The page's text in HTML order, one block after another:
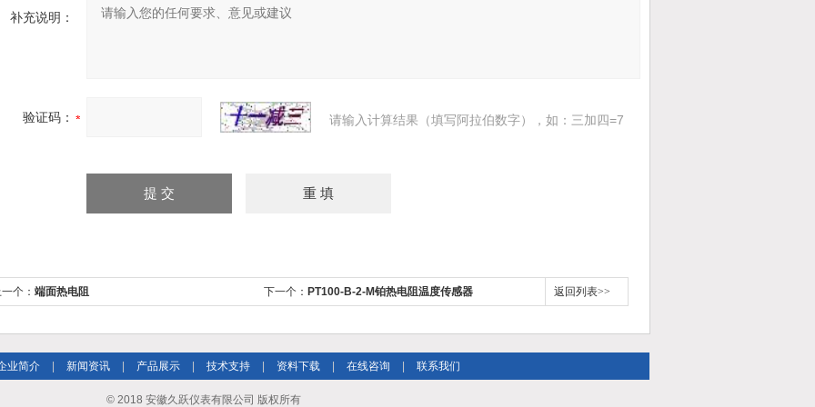
补充说明：
验证码： 请输入计算结果（填写阿拉伯数字），如：三加四=7
个： 端面热电阻 下一个： PT100-B-2-M铂热电阻温度传感器 返回列表>>
业简介 新闻资讯 产品展示 技术支持 资料下载 在线咨询 联系我们
© 2018 安徽久跃仪表有限公司 版权所有